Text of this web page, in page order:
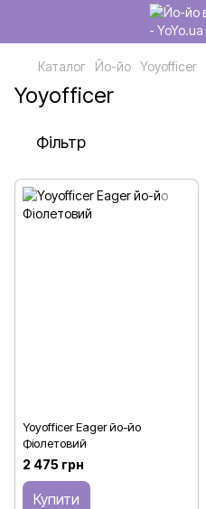
Каталог Йо-йо Yoyofficer
Yoyofficer
Фільтр
Yoyofficer Eager йо-йо
Фіолетовий
2 475 грн
Купити